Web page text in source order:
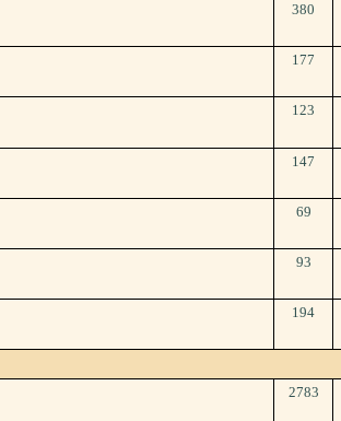
380
177
123
147
69
93
194
2783